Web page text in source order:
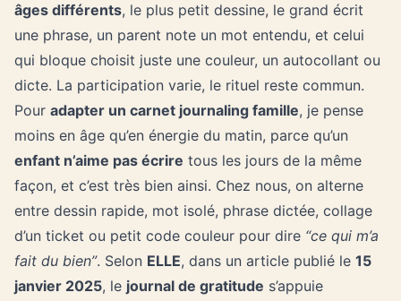
âges différents, le plus petit dessine, le grand écrit
une phrase, un parent note un mot entendu, et celui
qui bloque choisit juste une couleur, un autocollant ou
dicte. La participation varie, le rituel reste commun.
Pour adapter un carnet journaling famille, je pense
moins en âge qu’en énergie du matin, parce qu’un
enfant n’aime pas écrire tous les jours de la même
façon, et c’est très bien ainsi. Chez nous, on alterne
entre dessin rapide, mot isolé, phrase dictée, collage
d’un ticket ou petit code couleur pour dire “ce qui m’a
fait du bien”. Selon ELLE, dans un article publié le 15
janvier 2025, le journal de gratitude s’appuie